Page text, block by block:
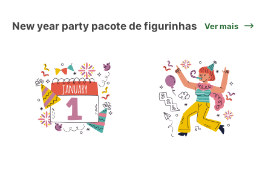
New year party pacote de figurinhas Ver mais